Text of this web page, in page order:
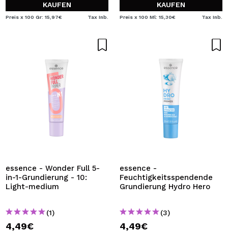
KAUFEN
Preis x 100 Gr: 15,97€ Tax Inb.
KAUFEN
Preis x 100 Ml: 15,30€ Tax Inb.
essence - Wonder Full 5-
in-1-Grundierung - 10:
Light-medium
(1)
4,49€
essence -
Feuchtigkeitsspendende
Grundierung Hydro Hero
(3)
4,49€